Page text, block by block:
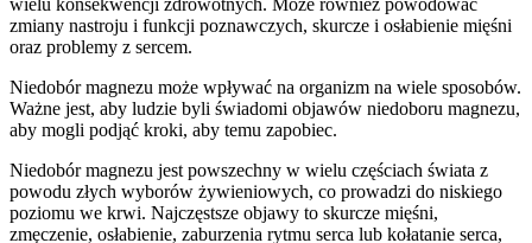
zmiany nastroju i funkcji poznawczych, skurcze i osłabienie mięśni
oraz problemy z sercem.
Niedobór magnezu może wpływać na organizm na wiele sposobów.
Ważne jest, aby ludzie byli świadomi objawów niedoboru magnezu,
aby mogli podjąć kroki, aby temu zapobiec.
Niedobór magnezu jest powszechny w wielu częściach świata z
powodu złych wyborów żywieniowych, co prowadzi do niskiego
poziomu we krwi. Najczęstsze objawy to skurcze mięśni,
zmęczenie, osłabienie, zaburzenia rytmu serca lub kołatanie serca,